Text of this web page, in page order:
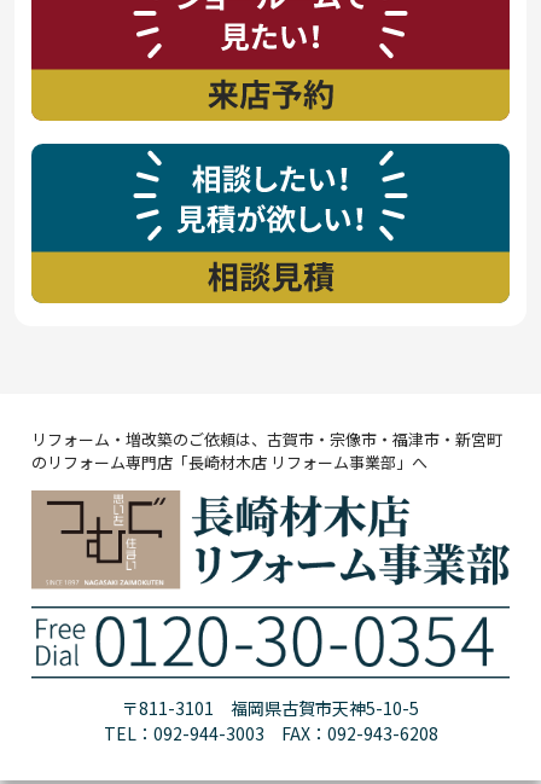
リフォーム・増改築のご依頼は、古賀市・宗像市・福津市・新宮町
のリフォーム専門店「長崎材木店 リフォーム事業部」へ
〒811-3101 福岡県古賀市天神5-10-5
TEL：092-944-3003 FAX：092-943-6208